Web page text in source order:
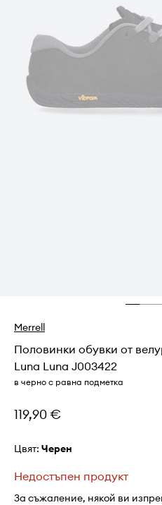
Merrell
Половинки обувки от
Luna Luna J003422
в черно с равна подметка
119,90 €
Цвят: черен
Недостъпен продукт
За съжаление, някой ви